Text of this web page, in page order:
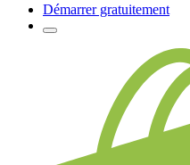
Démarrer gratuitement